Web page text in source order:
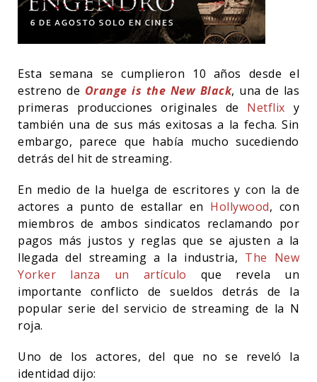
Esta semana se cumplieron 10 años desde el
estreno de Orange is the New Black, una de las
primeras producciones originales de Netflix y
también una de sus más exitosas a la fecha. Sin
embargo, parece que había mucho sucediendo
detrás del hit de streaming.
En medio de la huelga de escritores y con la de
actores a punto de estallar en Hollywood, con
miembros de ambos sindicatos reclamando por
pagos más justos y reglas que se ajusten a la
llegada del streaming a la industria, The New
Yorker lanza un artículo que revela un
importante conflicto de sueldos detrás de la
popular serie del servicio de streaming de la N
roja.
Uno de los actores, del que no se reveló la
identidad dijo: